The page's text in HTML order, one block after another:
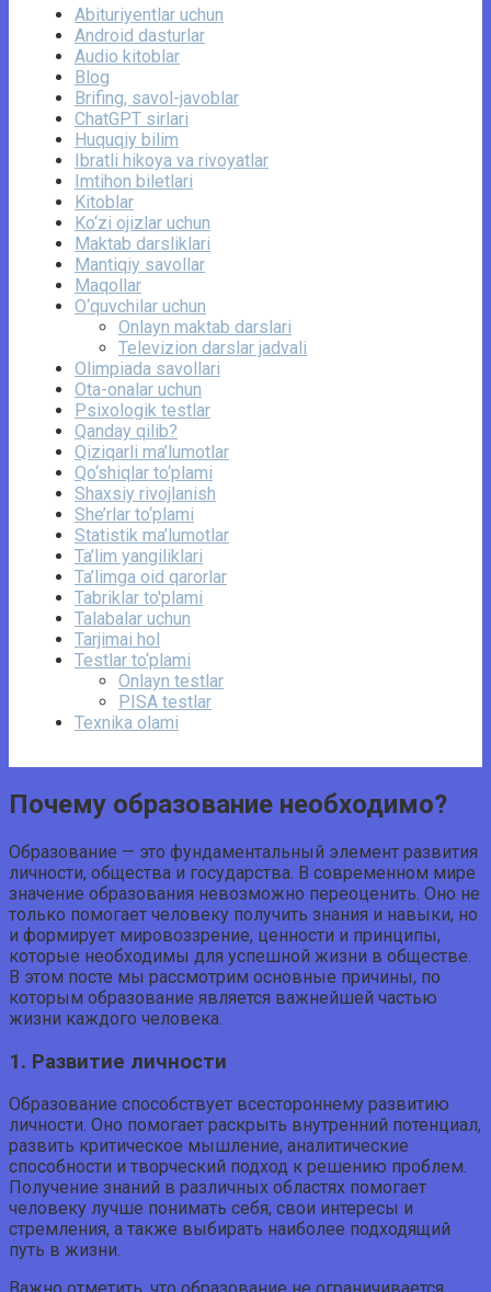
Abituriyentlar uchun
Android dasturlar
Audio kitoblar
Blog
Brifing, savol-javoblar
ChatGPT sirlari
Huquqiy bilim
Ibratli hikoya va rivoyatlar
Imtihon biletlari
Kitoblar
Ko‘zi ojizlar uchun
Maktab darsliklari
Mantiqiy savollar
Maqollar
O‘quvchilar uchun
Onlayn maktab darslari
Televizion darslar jadvali
Olimpiada savollari
Ota-onalar uchun
Psixologik testlar
Qanday qilib?
Qiziqarli ma’lumotlar
Qo‘shiqlar to‘plami
Shaxsiy rivojlanish
She’rlar to‘plami
Statistik ma’lumotlar
Ta’lim yangiliklari
Ta’limga oid qarorlar
Tabriklar to'plami
Talabalar uchun
Tarjimai hol
Testlar to‘plami
Onlayn testlar
PISA testlar
Texnika olami
Почему образование необходимо?
Образование — это фундаментальный элемент развития
личности, общества и государства. В современном мире
значение образования невозможно переоценить. Оно не
только помогает человеку получить знания и навыки, но
и формирует мировоззрение, ценности и принципы,
которые необходимы для успешной жизни в обществе.
В этом посте мы рассмотрим основные причины, по
которым образование является важнейшей частью
жизни каждого человека.
1. Развитие личности
Образование способствует всестороннему развитию
личности. Оно помогает раскрыть внутренний потенциал,
развить критическое мышление, аналитические
способности и творческий подход к решению проблем.
Получение знаний в различных областях помогает
человеку лучше понимать себя, свои интересы и
стремления, а также выбирать наиболее подходящий
путь в жизни.